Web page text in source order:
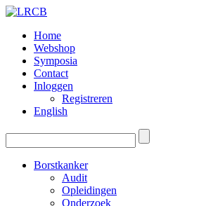
Home
Webshop
Symposia
Contact
Inloggen
Registreren
English
Borstkanker
Audit
Opleidingen
Onderzoek